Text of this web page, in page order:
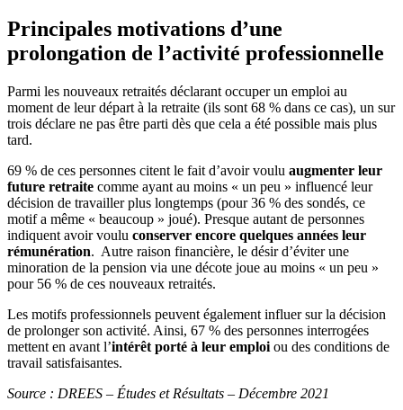
Principales motivations d’une
prolongation de l’activité professionnelle
Parmi les nouveaux retraités déclarant occuper un emploi au
moment de leur départ à la retraite (ils sont 68 % dans ce cas), un sur
trois déclare ne pas être parti dès que cela a été possible mais plus
tard.
69 % de ces personnes citent le fait d’avoir voulu augmenter leur
future retraite comme ayant au moins « un peu » influencé leur
décision de travailler plus longtemps (pour 36 % des sondés, ce
motif a même « beaucoup » joué). Presque autant de personnes
indiquent avoir voulu conserver encore quelques années leur
rémunération. Autre raison financière, le désir d’éviter une
minoration de la pension via une décote joue au moins « un peu »
pour 56 % de ces nouveaux retraités.
Les motifs professionnels peuvent également influer sur la décision
de prolonger son activité. Ainsi, 67 % des personnes interrogées
mettent en avant l’intérêt porté à leur emploi ou des conditions de
travail satisfaisantes.
Source : DREES – Études et Résultats – Décembre 2021